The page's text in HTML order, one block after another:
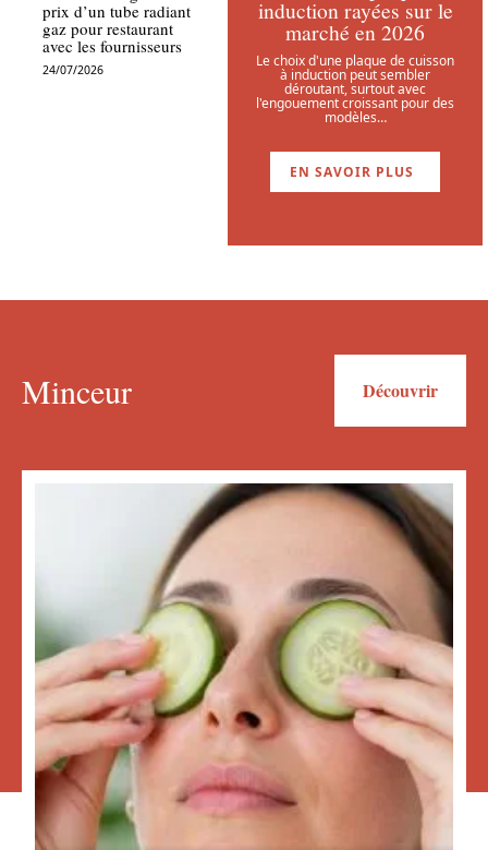
prix d’un tube radiant
gaz pour restaurant
avec les fournisseurs
24/07/2026
induction rayées sur le
marché en 2026
Le choix d'une plaque de cuisson
à induction peut sembler
déroutant, surtout avec
l'engouement croissant pour des
modèles…
EN SAVOIR PLUS
Minceur Découvrir